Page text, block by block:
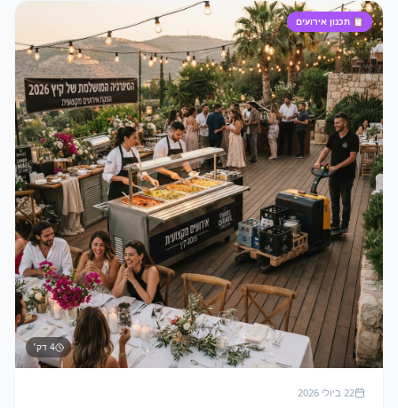
📋 תכנון אירועים
4 דק׳
22 ביולי 2026